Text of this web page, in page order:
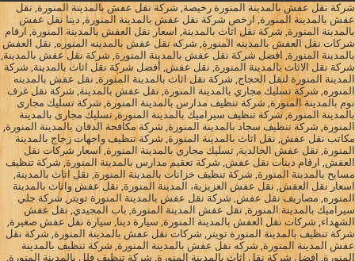
شركة نقل عفش بالمدينة المنورة رخيصة, شركة نقل عفش بالمدينة المنورة, نقل
عفش بالمدينة المنورة, ارخص شركة نقل عفش بالمدينة المنورة, دينا نقل عفش
بالمدينة المنورة, شركة نقل اثاث بالمدينة, اسعار نقل العفش بالمدينة المنورة, ارقام
شركات نقل العفش بالمدينه المنورة, شركه نقل عفش بالمدينه المنوره, نقل العفش
بالمدينة المنورة, افضل شركة نقل عفش بالمدينة المنورة, شركة نقل عفش بالمدينة,
شركة نقل الاثاث بالمدينة المنورة, نقل عفش, أفضل شركة نقل اثاث بالمدينة, شركة
المدينة المنورة لنقل الحجاج, شركة نقل اثاث بالمدينة المنورة, نقل عفش بالمدينه
المنوره, شركة تسليك مجاري بالمدينة المنورة, نقل عفش بالمدينة, شركة نقل غرف
نوم بالمدينة المنورة, شركة تنظيف مدارس بالمدينة المنورة, شركة تسليك مجارى
بالمدينة المنورة, شركة تنظيف سيراميك بالمدينة المنورة, تسليك مجارى بالمدينة
المنورة, شركة تنظيف سجاد بالمدينة المنورة, شركة مكافحة الدفان بالمدينة المنورة,
مكاتب نقل عفش, نقل اثاث بالمدينة المنورة, شركة تنظيف واجهات زجاج بالمدينة
المنورة, نقل عفش الخالدية, تسليك مجاري بالمدينة المنورة, اسعار شركات نقل
العفش, ارقام دينات نقل عفش, شركة تعقيم مدارس بالمدينة المنورة, شركة تنظيف
مسابح بالمدينة المنورة, شركة تنظيف خزانات بالمدينة المنورة, نقل اثاث بالمدينة,
اسعار نقل العفش, نقل عفش العزيزية، المدينة المنورة, نقل عفش واثاث بالمدينة
المنوره, مصاريف نقل عفش, شركة نقل عفش بالمدينة المنورة تويتر, شركة جلي
سيراميك بالمدينة المنورة, نقل عفش المدينة المنورة, باب المجيدي, نقل عفش
الشهداء, شركات نقل العفش بالمدينة المنورة, سيارة دينا, سيارة نقل عفش صغيرة,
شركة تنظيف بالمدينة المنورة تويتر, شركات نقل عفش بالمدينة المنورة, شركة نقل
عفش المدينة المنورة, شركه نقل عفش بالمدينة المنورة, شركة تنظيف بالمدينة
المنورة, افضل شركة نقل اثاث بالمدينة المنورة, شركة تنظيف فلل بالمدينة المنورة,